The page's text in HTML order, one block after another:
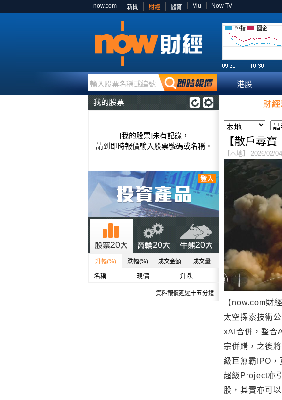
now.com 新聞 財經 體育 Viu Now TV
恒指 國企
輸入股票名稱或編號 港股
我的股票
[我的股票]未有記錄，
請到即時報價輸入股票號碼或名稱。
升幅(%) 跌幅(%) 成交金額 成交量
名稱 現價 升跌
資料報價延遲十五分鐘
【散戶尋
【本地】 2026/02/
【now.com財
太空探索技術
xAI合併，整合
宗併購，之後
級巨無霸IPO，
超級Project亦
股，其實亦可